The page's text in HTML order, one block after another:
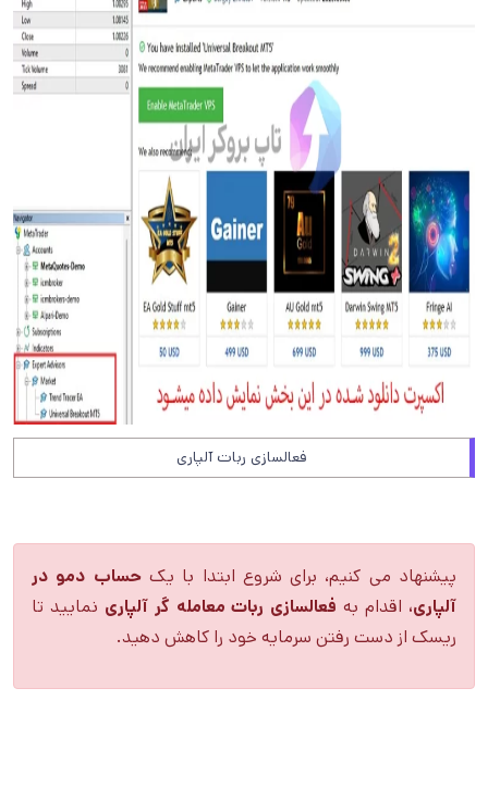
فعالسازی ربات آلپاری
پیشنهاد می کنیم، برای شروع ابتدا با یکحساب دمو در
آلپاری، اقدام به فعالسازی ربات معامله گر آلپاری نمایید تا
ریسک از دست رفتن سرمایه خود را کاهش دهید.